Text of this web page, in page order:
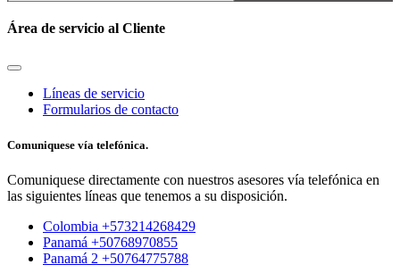
Área de servicio al Cliente
Líneas de servicio
Formularios de contacto
Comuniquese vía telefónica.
Comuniquese directamente con nuestros asesores vía telefónica en
las siguientes líneas que tenemos a su disposición.
Colombia +573214268429
Panamá +50768970855
Panamá 2 +50764775788